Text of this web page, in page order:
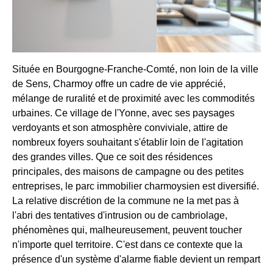
Située en Bourgogne-Franche-Comté, non loin de la ville
de Sens, Charmoy offre un cadre de vie apprécié,
mélange de ruralité et de proximité avec les commodités
urbaines. Ce village de l'Yonne, avec ses paysages
verdoyants et son atmosphère conviviale, attire de
nombreux foyers souhaitant s'établir loin de l'agitation
des grandes villes. Que ce soit des résidences
principales, des maisons de campagne ou des petites
entreprises, le parc immobilier charmoysien est diversifié.
La relative discrétion de la commune ne la met pas à
l'abri des tentatives d'intrusion ou de cambriolage,
phénomènes qui, malheureusement, peuvent toucher
n'importe quel territoire. C'est dans ce contexte que la
présence d'un système d'alarme fiable devient un rempart